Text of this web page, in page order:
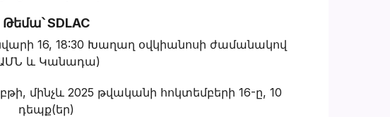
Թեմա՝ SDLAC
16, 18:30 Խաղաղ օվկիանոսի ժամանակով
և Կանադա)
մինչև 2025 թվականի հոկտեմբերի 16-ը, 10
դեպք(եր)